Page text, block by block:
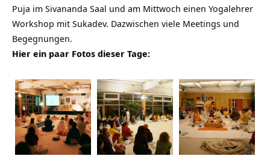
Puja im Sivananda Saal und am Mittwoch einen Yogalehrer
Workshop mit Sukadev. Dazwischen viele Meetings und
Begegnungen.
Hier ein paar Fotos dieser Tage: